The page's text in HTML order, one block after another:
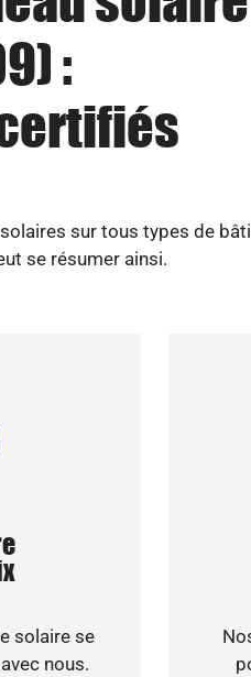
:
sur tous types de
se résumer ainsi.
solaire se
nous.